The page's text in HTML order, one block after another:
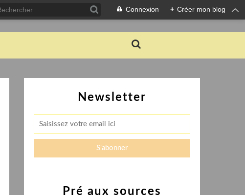
Connexion + Créer mon blog
Newsletter
Pré aux sources